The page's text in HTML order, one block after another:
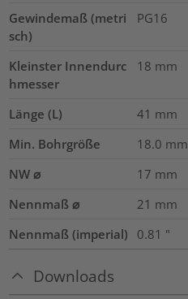
Gewindemaß (metri
sch)
PG16
Kleinster Innendurc
hmesser
18 mm
Länge (L) 41 mm
Min. Bohrgröße
18.0 mm
NW ⌀
17 mm
Nennmaß ⌀
21 mm
Nennmaß (imperial)
0.81 "
Downloads